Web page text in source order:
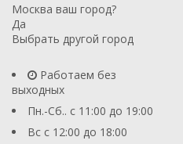
Москва ваш город?
Да
Выбрать другой город
Работаем без
выходных
Пн.-Сб.. с 11:00 до 19:00
Вс с 12:00 до 18:00